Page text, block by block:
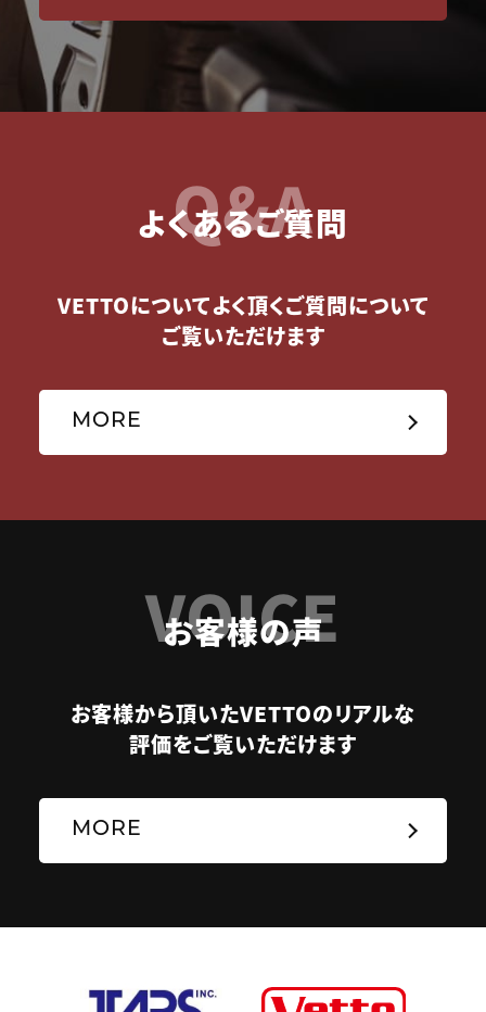
Q&A
よくあるご質問
VETTOについてよく頂くご質問について
ご覧いただけます
MORE
VOICE
お客様の声
お客様から頂いたVETTOのリアルな
評価をご覧いただけます
MORE